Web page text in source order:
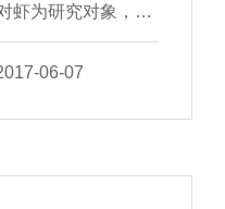
虾为研究对象，以
海藻糖、海藻胶及
水作用。结果表
显著降低了冷冻蒸
差异（P＞
06-07